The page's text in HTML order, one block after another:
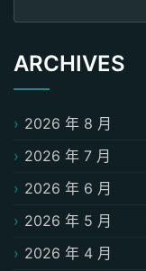
ARCHIVES
2026 年 8 月
2026 年 7 月
2026 年 6 月
2026 年 5 月
2026 年 4 月